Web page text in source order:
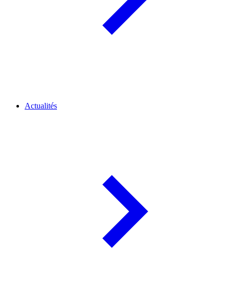
Actualités